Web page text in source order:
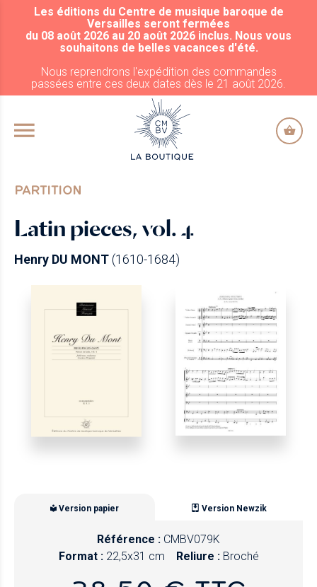
ALLER AU CONTENU PRINCIPAL
Les éditions du Centre de musique baroque de
Versailles seront fermées
du 08 août 2026 au 20 août 2026 inclus. Nous vous
souhaitons de belles vacances d'été.
Nous reprendrons l'expédition des commandes
passées entre ces deux dates dès le 21 août 2026.
PARTITION
Latin pieces, vol. 4
Henry DU MONT(1610-1684)
Version papier Version Newzik
Référence : CMBV079K
Format : 22,5x31 cm Reliure : Broché